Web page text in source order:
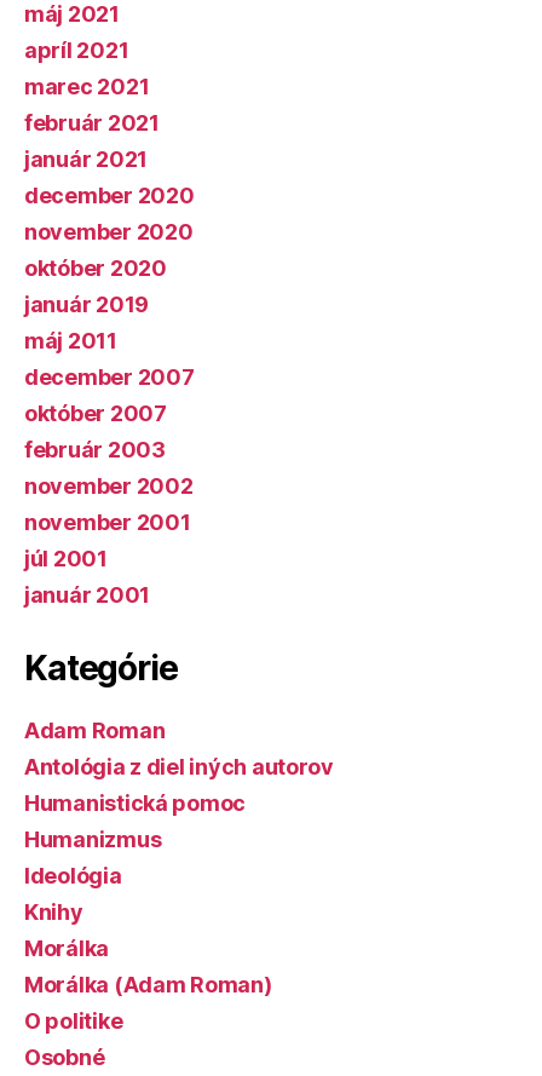
máj 2021
apríl 2021
marec 2021
február 2021
január 2021
december 2020
november 2020
október 2020
január 2019
máj 2011
december 2007
október 2007
február 2003
november 2002
november 2001
júl 2001
január 2001
Kategórie
Adam Roman
Antológia z diel iných autorov
Humanistická pomoc
Humanizmus
Ideológia
Knihy
Morálka
Morálka (Adam Roman)
O politike
Osobné